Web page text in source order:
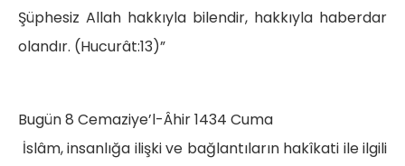
Şüphesiz Allah hakkıyla bilendir, hakkıyla haberdar
olandır. (Hucurât:13)”
Bugün 8 Cemaziye’l-Âhir 1434 Cuma
İslâm, insanlığa ilişki ve bağlantıların hakîkati ile ilgili